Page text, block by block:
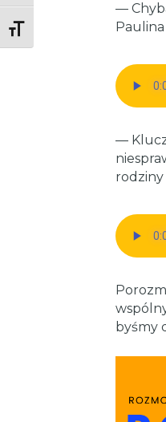
Toggle Font size
—
—
byśmy